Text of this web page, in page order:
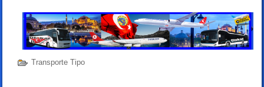
Transporte Tipo